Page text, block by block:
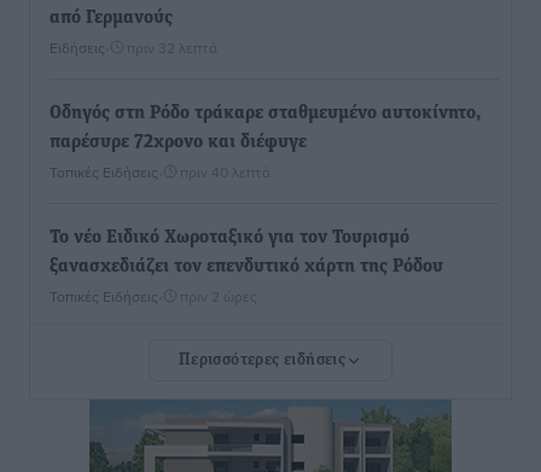
από Γερμανούς
Ειδήσεις πριν 32 λεπτά
Οδηγός στη Ρόδο τράκαρε σταθμευμένο αυτοκίνητο,
παρέσυρε 72χρονο και διέφυγε
Τοπικές Ειδήσεις πριν 40 λεπτά
Το νέο Ειδικό Χωροταξικό για τον Τουρισμό
ξανασχεδιάζει τον επενδυτικό χάρτη της Ρόδου
Τοπικές Ειδήσεις πριν 2 ώρες
Γιάννης Βασιλάκης: «Η Πρωτοβάθμια Φροντίδα
τις δομές, δεν τις αποδυναμώνουμε»
Συνεντεύξεις• πριν 2 ώρες
Περισσότερες ειδήσεις